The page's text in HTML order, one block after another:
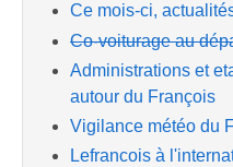
Ce mois-ci,
Co-voiturage au
Administrations et
autour du François
Vigilance météo du
Lefrancois à